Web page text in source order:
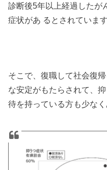
診断後5年以上経過したが
症状があ るとされています
そこで、復職して社会復
な安定がもたらされて、
待を持っている方も少なく